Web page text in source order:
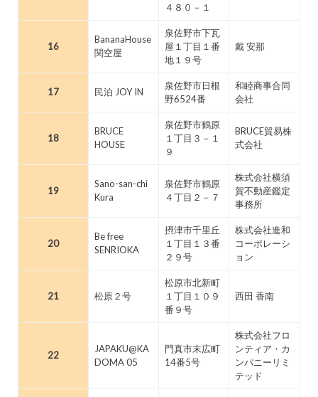
４８０－１
16
BananaHouse
関空屋
泉佐野市下瓦
屋１丁目１番
地１９号
戴 安那
17 民泊 JOY IN
泉佐野市日根
野6524番
和睦商事合同
会社
18
BRUCE
HOUSE
泉佐野市鶴原
１丁目３－１
９
BRUCE貿易株
式会社
19
Sano-san-chi
Kura
泉佐野市鶴原
４丁目２－７
株式会社横須
賀不動産鑑定
事務所
20
Be free
SENRIOKA
摂津市千里丘
１丁目１３番
２９号
株式会社進和
コーポレーシ
ョン
21 松原２号
松原市北新町
１丁目１０９
番９号
西田 香南
22
JAPAKU@KA
DOMA 05
門真市末広町
14番5号
株式会社フロ
ンティア・カ
ンパニーリミ
テッド